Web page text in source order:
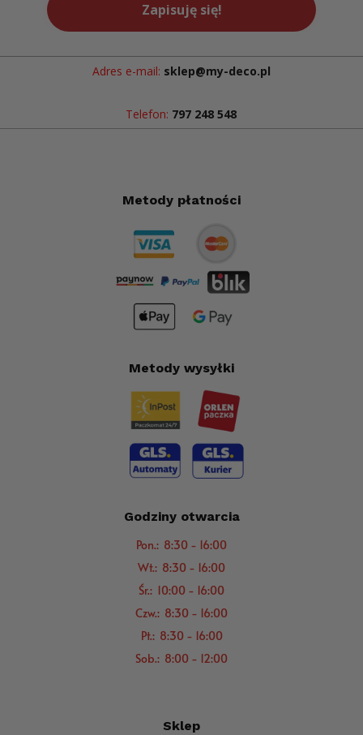
Zapisuję się!
Adres e-mail: sklep@my-deco.pl
Telefon: 797 248 548
Metody płatności
Metody wysyłki
Godziny otwarcia
Pon.: 8:30 - 16:00
Wt.: 8:30 - 16:00
Śr.: 10:00 - 16:00
Czw.: 8:30 - 16:00
Pt.: 8:30 - 16:00
Sob.: 8:00 - 12:00
Sklep